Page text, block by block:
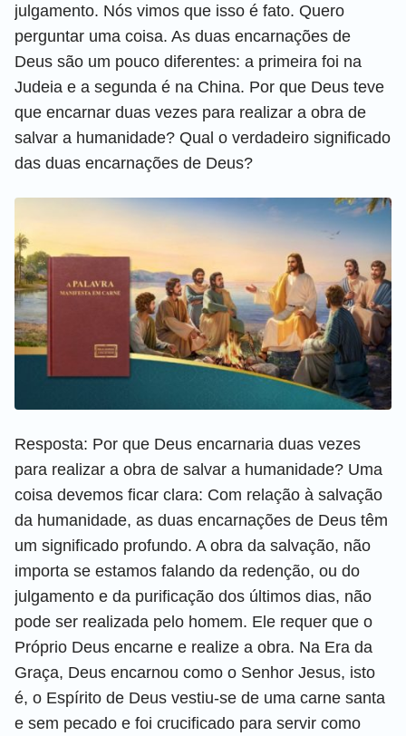
julgamento. Nós vimos que isso é fato. Quero
perguntar uma coisa. As duas encarnações de
Deus são um pouco diferentes: a primeira foi na
Judeia e a segunda é na China. Por que Deus teve
que encarnar duas vezes para realizar a obra de
salvar a humanidade? Qual o verdadeiro significado
das duas encarnações de Deus?
Resposta: Por que Deus encarnaria duas vezes
para realizar a obra de salvar a humanidade? Uma
coisa devemos ficar clara: Com relação à salvação
da humanidade, as duas encarnações de Deus têm
um significado profundo. A obra da salvação, não
importa se estamos falando da redenção, ou do
julgamento e da purificação dos últimos dias, não
pode ser realizada pelo homem. Ele requer que o
Próprio Deus encarne e realize a obra. Na Era da
Graça, Deus encarnou como o Senhor Jesus, isto
é, o Espírito de Deus vestiu-se de uma carne santa
e sem pecado e foi crucificado para servir como